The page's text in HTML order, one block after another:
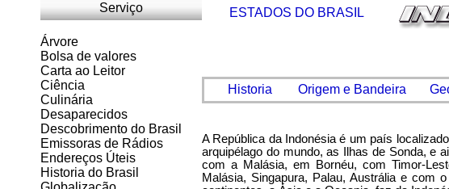
Serviço
Árvore
Bolsa de valores
Carta ao Leitor
Ciência
Culinária
Desaparecidos
Descobrimento do Brasil
Emissoras de Rádios
Endereços Úteis
Historia do Brasil
ESTADOS DO BRASIL
Historia Origem e Bandeira
A República da Indonésia é um país
arquipélago do mundo, as Ilhas de Sonda, e
com a Malásia, em Bornéu, com Timor-
Malásia, Singapura, Palau, Austrália e com